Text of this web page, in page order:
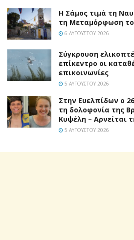
Η Σάμος τιμά τη
τη Μεταμόρφωση
6 ΑΥΓΟΎΣΤΟΥ 2026
Σύγκρουση
επίκεντρο οι
επικοινωνίες
5 ΑΥΓΟΎΣΤΟΥ 2026
Στην Ευελπίδων ο
τη δολοφονία της
Κυψέλη – Αρνείται
5 ΑΥΓΟΎΣΤΟΥ 2026